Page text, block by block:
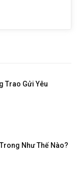
Trao Gửi Yêu
Như Thế Nào?